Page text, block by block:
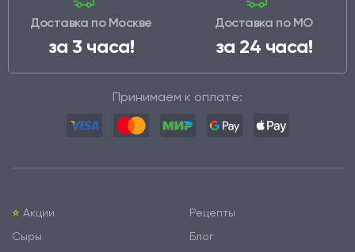
Доставка по Москве
за 3 часа!
Доставка по МО
за 24 часа!
Принимаем к оплате:
⭐️ Акции
Сыры
Рецепты
Блог